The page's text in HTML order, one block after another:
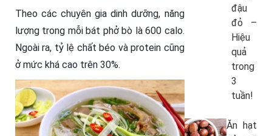
Theo các chuyên gia dinh dưỡng, năng
lượng trong mỗi bát phở bò là 600 calo.
Ngoài ra, tỷ lệ chất béo và protein cũng
ở mức khá cao trên 30%.
đậu
đỏ –
Hiệu
quả
trong
3
tuần!
Ăn hạt